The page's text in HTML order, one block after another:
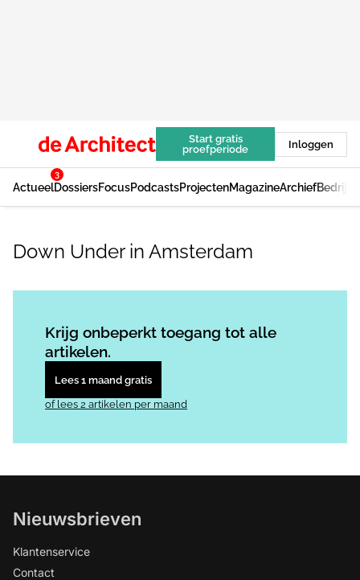
Start gratis
proefperiode
Inloggen
Actueel
3
DossiersFocusPodcastsProjectenMagazineArchief
Down Under in Amsterdam
Krijg onbeperkt toegang tot alle
artikelen.
Lees 1 maand gratis
of lees 2 artikelen per maand
Nieuwsbrieven
Klantenservice
Contact